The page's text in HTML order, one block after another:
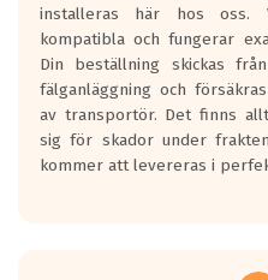
installeras här hos oss.
kompatibla och fungerar
Din beställning skickas
fälganläggning och
av transportör. Det finns
sig för skador under
kommer att levereras i